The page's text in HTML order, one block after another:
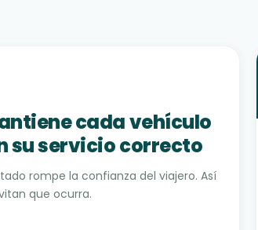
cada vehículo
su servicio correcto
rompe la confianza del viajero. Así
que ocurra.